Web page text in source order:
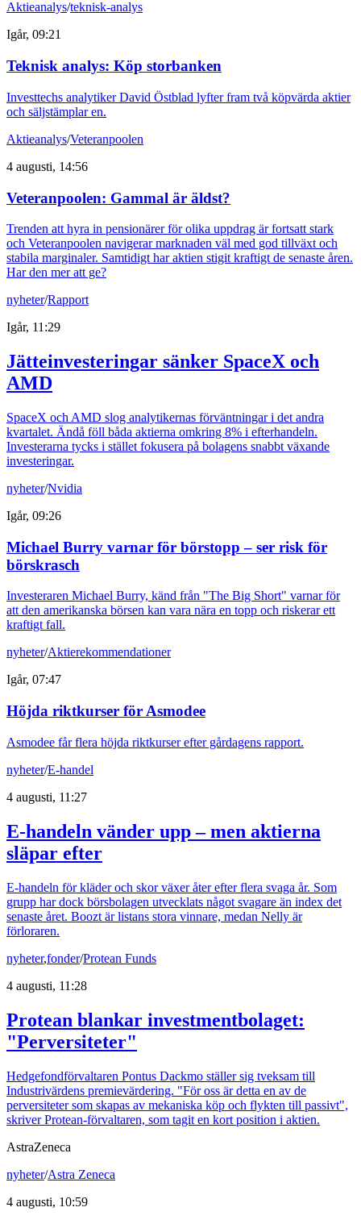
Aktieanalys/teknisk-analys
Igår, 09:21
Teknisk analys: Köp storbanken
Investtechs analytiker David Östblad lyfter fram två köpvärda aktier
och säljstämplar en.
Aktieanalys/Veteranpoolen
4 augusti, 14:56
Veteranpoolen: Gammal är äldst?
Trenden att hyra in pensionärer för olika uppdrag är fortsatt stark
och Veteranpoolen navigerar marknaden väl med god tillväxt och
stabila marginaler. Samtidigt har aktien stigit kraftigt de senaste åren.
Har den mer att ge?
nyheter/Rapport
Igår, 11:29
Jätteinvesteringar sänker SpaceX och
AMD
SpaceX och AMD slog analytikernas förväntningar i det andra
kvartalet. Ändå föll båda aktierna omkring 8% i efterhandeln.
Investerarna tycks i stället fokusera på bolagens snabbt växande
investeringar.
nyheter/Nvidia
Igår, 09:26
Michael Burry varnar för börstopp – ser risk för
börskrasch
Investeraren Michael Burry, känd från "The Big Short" varnar för
att den amerikanska börsen kan vara nära en topp och riskerar ett
kraftigt fall.
nyheter/Aktierekommendationer
Igår, 07:47
Höjda riktkurser för Asmodee
Asmodee får flera höjda riktkurser efter gårdagens rapport.
nyheter/E-handel
4 augusti, 11:27
E-handeln vänder upp – men aktierna
släpar efter
E-handeln för kläder och skor växer åter efter flera svaga år. Som
grupp har dock börsbolagen utvecklats något svagare än index det
senaste året. Boozt är listans stora vinnare, medan Nelly är
förloraren.
nyheter,fonder/Protean Funds
4 augusti, 11:28
Protean blankar investmentbolaget:
"Perversiteter"
Hedgefondförvaltaren Pontus Dackmo ställer sig tveksam till
Industrivärdens premievärdering. "För oss är detta en av de
perversiteter som skapas av mekaniska köp och flykten till passivt",
skriver Protean-förvaltaren, som tagit en kort position i aktien.
AstraZeneca
nyheter/Astra Zeneca
4 augusti, 10:59